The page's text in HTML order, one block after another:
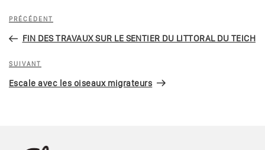
Navigation
l’article
Article
précédent
PRÉCÉDENT
FIN DES TRAVAUX SUR LE SENTIER DU LITTORAL DU TEICH
Article
suivant
SUIVANT
Escale avec les oiseaux migrateurs